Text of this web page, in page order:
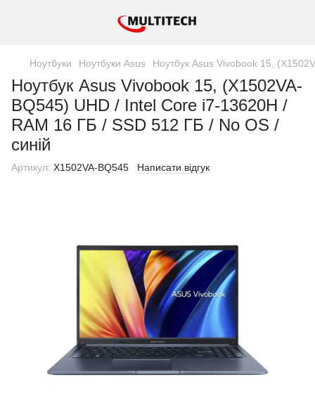
Ноутбуки Ноутбуки Asus Ноутбук Asus Vivobook 15,
Ноутбук Asus Vivobook 15, (X1502VA-
BQ545) UHD / Intel Core i7-13620H /
RAM 16 ГБ / SSD 512 ГБ / No OS /
синій
Артикул: X1502VA-BQ545 Написати відгук